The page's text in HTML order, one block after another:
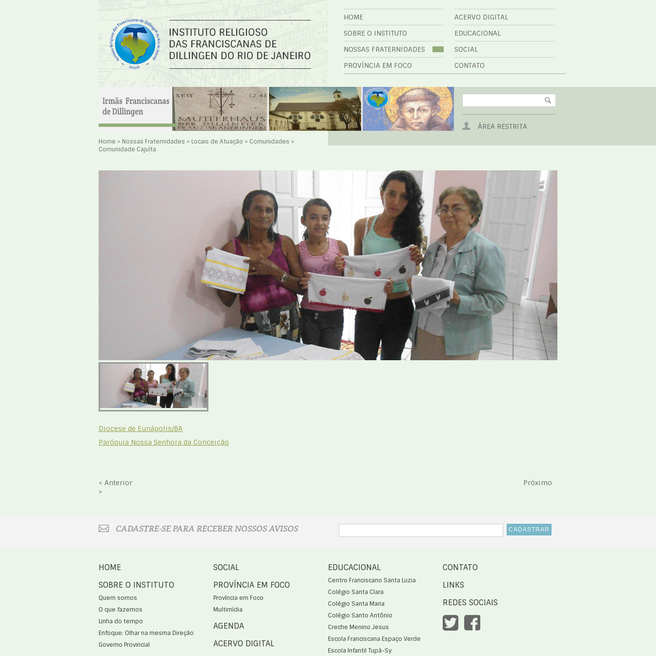
HOME
ACERVO DIGITAL
SOBRE O INSTITUTO
EDUCACIONAL
NOSSAS FRATERNIDADES
SOCIAL
PROVÍNCIA EM FOCO
CONTATO
ÁREA RESTRITA
Home > Nossas Fraternidades > Locais de Atuação > Comunidades >
Comunidade Cajuíta
Diocese de Eunápolis/BA
Paróquia Nossa Senhora da Conceição
< Anterior
Próximo
>
CADASTRE-SE PARA RECEBER NOSSOS AVISOS
HOME
SOBRE O INSTITUTO
Quem somos
O que fazemos
Linha do tempo
Enfoque: Olhar na mesma Direção
Governo Provincial
SOCIAL
PROVÍNCIA EM FOCO
Província em Foco
Multimídia
AGENDA
ACERVO DIGITAL
EDUCACIONAL
Centro Franciscano Santa Luzia
Colégio Santa Clara
Colégio Santa Maria
Colégio Santo Antônio
Creche Menino Jesus
Escola Franciscana Espaço Verde
Escola Infantil Tupã-Sy
CONTATO
LINKS
REDES SOCIAIS